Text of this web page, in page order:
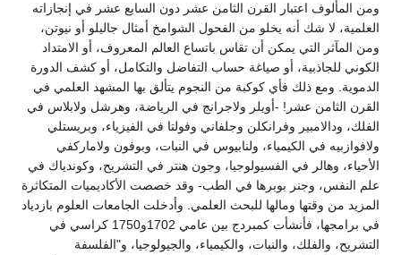
ومن المألوف اعتبار القرن الثامن عشر دون السابع عشر في إنجازاته
العلمية، لا شك أنه يخلو من الفحول الشوامخ أمثال جاليلو أو نيوتن،
ومن المآثر التي يمكن أن تقاس باتساع العالم المعروف، أو الامتداد
الكوني للجاذبية، أو صياغة حساب التفاضل والتكامل، أو كشف الدورة
الدموية. ومع ذلك فأي كوكبة من النجوم يتألق بها المشهد العلمي في
القرن الثامن عشر! -أويلر ولاجرانج في الرياضة، وهرشل ولابلاس في
الفلك، ودالامبير وفرانكلن وجلفاني وفولتا في الفيزياء، وبريستلي
ولافوازبيه في الكيمياء، ولنابيوس في النبات، وبوفون ولاماركفي
الأحياء، وهالر في الفسيولوجيا، وجون هنتر في التشريح، وكوندياك في
علم النفس، وجنر بوبرها في الطب- وقد خصصت الأكاديميات المتكاثرة
المزيد من وقتها ومالها للبحث العلمي. وأدخلت الجامعات العلوم بازدياد
في برامجها، فأنشأت كمبردج بين عامي 1702و1750 كراسي في
التشريح، والفلك، والنبات، والكيمياء، والجيولوجيا، و"الفلسفة